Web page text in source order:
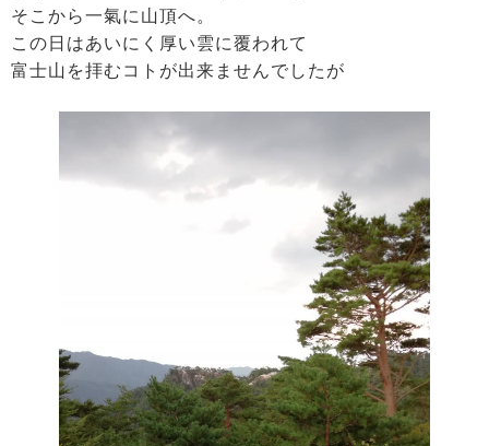
そこから一氣に山頂へ。
この日はあいにく厚い雲に覆われて
富士山を拝むコトが出来ませんでしたが